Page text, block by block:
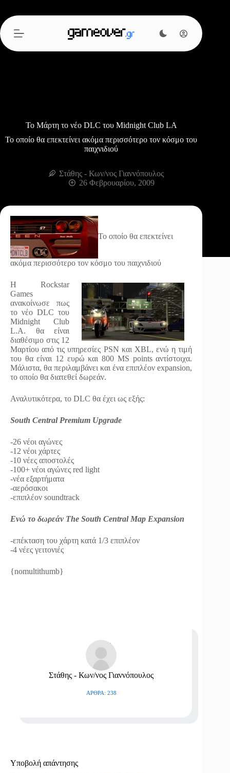
περιεχόμενο
To Μάρτη το νέο DLC του Midnight Club LA
Το οποίο θα επεκτείνει ακόμα περισσότερο τον κόσμο του
παιχνιδιού
Στάθης - Κων/νος Γιαννόπουλος
26 Φεβρουαρίου, 2009
Το οποίο θα επεκτείνει
ακόμα περισσότερο τον κόσμο του παιχνιδιού
Η Rockstar
Games
ανακοίνωσε πως
το νέο DLC του
Midnight Club
L.A. θα είναι
διαθέσιμο στις 12
Μαρτίου από τις υπηρεσίες PSN και XBL, ενώ η τιμή
του θα είναι 12 ευρώ και 800 MS points αντίστοιχα.
Μάλιστα, θα περιλαμβάνει και ένα επιπλέον expansion,
το οποίο θα διατεθεί δωρεάν.
Αναλυτικότερα, το DLC θα έχει ως εξής:
South Central Premium Upgrade
-26 νέοι αγώνες
-12 νέοι χάρτες
-10 νέες αποστολές
-100+ νέοι αγώνες red light
-νέα εξαρτήματα
-αερόσακοι
-επιπλέον soundtrack
Ενώ το δωρεάν The South Central Map Expansion
-επέκταση του χάρτη κατά 1/3 επιπλέον
-4 νέες γειτονιές
{nomultithumb}
Στάθης - Κων/νος Γιαννόπουλος
ΆΡΘΡΑ: 238
Υποβολή απάντησης